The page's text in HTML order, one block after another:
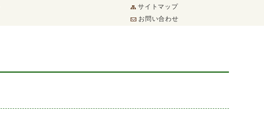
サイトマップ
お問い合わせ